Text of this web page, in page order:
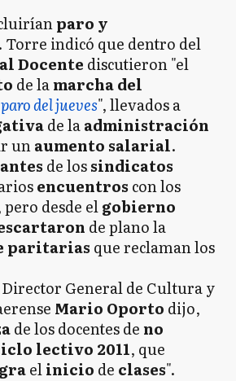
paro y
. Torre indicó que dentro del
Docente discutieron "el
de lamarcha del
del jueves", llevados a
de laadministración
unaumento salarial.
de lossindicatos
encuentros con los
pero desde elgobierno
de plano la
paritarias que reclaman los
General de Cultura y
Mario Oporto dijo,
de los docentes de no
lectivo 2011, que
elinicio de clases".